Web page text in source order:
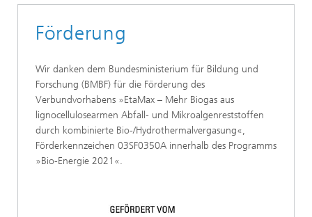
Förderung
Wir danken dem Bundesministerium für Bildung und
Forschung (BMBF) für die Förderung des
Verbundvorhabens »EtaMax – Mehr Biogas aus
lignocellulosearmen Abfall- und Mikroalgenreststoffen
durch kombinierte Bio-/Hydrothermalvergasung«,
Förderkennzeichen 03SF0350A innerhalb des Programms
»Bio-Energie 2021«.